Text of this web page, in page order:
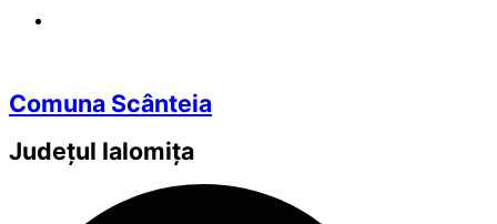
Comuna Scânteia
Județul Ialomița